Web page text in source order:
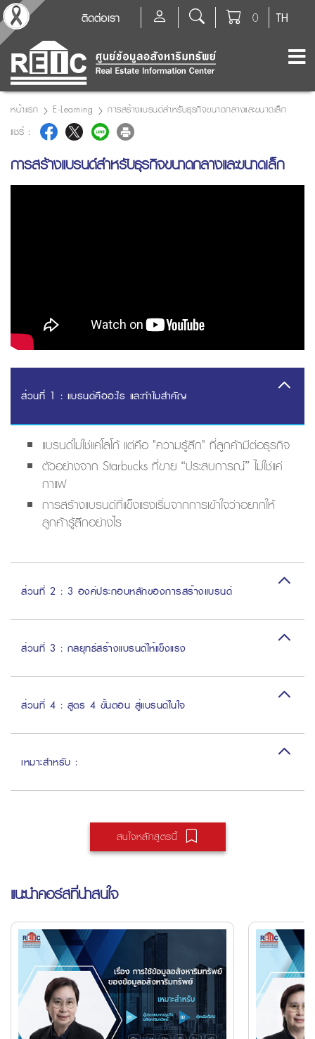
TH
0
ติดต่อเรา
หน้าแรก E-Learning การสร้างแบรนด์สำหรับธุรกิจขนาดกลางและขนาดเล็ก
แชร์ :
การสร้างแบรนด์สำหรับธุรกิจขนาดกลางและขนาดเล็ก
ส่วนที่ 1 : แบรนด์คืออะไร และทำไมสำคัญ
แบรนด์ไม่ใช่แค่โลโก้ แต่คือ "ความรู้สึก" ที่ลูกค้ามีต่อธุรกิจ
ตัวอย่างจาก Starbucks ที่ขาย “ประสบการณ์” ไม่ใช่แค่
กาแฟ
การสร้างแบรนด์ที่แข็งแรงเริ่มจากการเข้าใจว่าอยากให้
ลูกค้ารู้สึกอย่างไร
ส่วนที่ 2 : 3 องค์ประกอบหลักของการสร้างแบรนด์
ส่วนที่ 3 : กลยุทธ์สร้างแบรนด์ให้แข็งแรง
ส่วนที่ 4 : สูตร 4 ขั้นตอน สู่แบรนด์ในใจ
เหมาะสำหรับ :
สนใจหลักสูตรนี้
แนะนำคอร์สที่น่าสนใจ